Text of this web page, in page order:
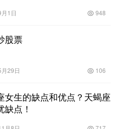
1日 948
股票
29日 106
女生的缺点和优点？天蝎座
缺点！